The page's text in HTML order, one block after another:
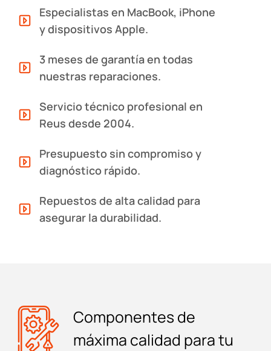
Especialistas en MacBook, iPhone
y dispositivos Apple.
3 meses de garantía en todas
nuestras reparaciones.
Servicio técnico profesional en
Reus desde 2004.
Presupuesto sin compromiso y
diagnóstico rápido.
Repuestos de alta calidad para
asegurar la durabilidad.
Componentes de
máxima calidad para tu